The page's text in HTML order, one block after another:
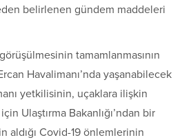
belirlenen gündem maddeleri
tamamlanmasının
Havalimanı’nda yaşanabilecek
yetkilisinin, uçaklara ilişkin
Ulaştırma Bakanlığı’ndan bir
Covid-19 önlemlerinin